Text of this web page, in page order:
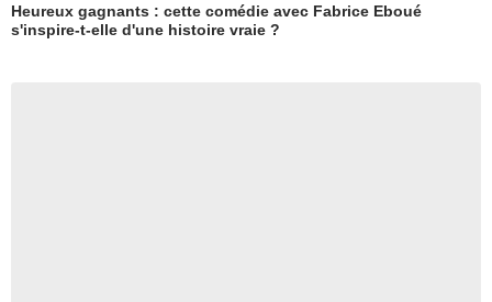
Heureux gagnants : cette comédie avec Fabrice Eboué
s'inspire-t-elle d'une histoire vraie ?